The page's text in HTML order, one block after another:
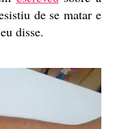
de se matar e
disse.